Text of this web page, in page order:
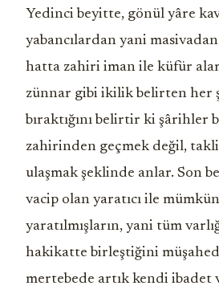
Yedinci beyitte, gönül yâre
yabancılardan yani
hatta zahiri iman ile küfür
zünnar gibi ikilik belirten her
bıraktığını belirtir ki şârihler
zahirinden geçmek değil,
ulaşmak şeklinde anlar. Son
vacip olan yaratıcı ile
yaratılmışların, yani tüm
hakikatte birleştiğini
mertebede artık kendi